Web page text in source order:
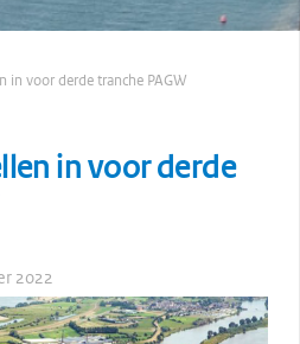
in voor derde tranche PAGW
in voor derde
2022